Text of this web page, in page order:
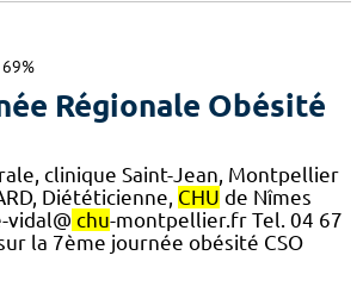
69%
Régionale Obésité
clinique Saint-Jean, Montpellier
Diététicienne, CHU de Nîmes
vidal@ chu-montpellier.fr Tel. 04 67
la 7ème journée obésité CSO